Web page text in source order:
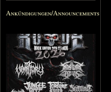
Ankündigungen/Announcements